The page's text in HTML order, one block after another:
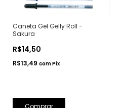
Caneta Gel Gelly Roll -
Sakura
R$14,50
R$13,49 comPix
Comprar